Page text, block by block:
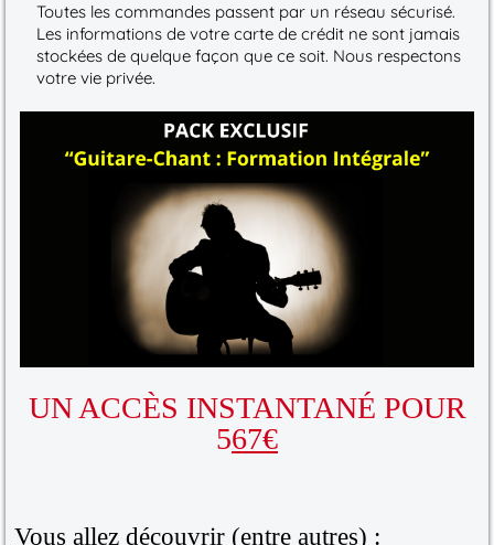
Toutes les commandes passent par un réseau sécurisé.
Les informations de votre carte de crédit ne sont jamais
stockées de quelque façon que ce soit. Nous respectons
votre vie privée.
UN ACCÈS INSTANTANÉ POUR
567€
Vous allez découvrir (entre autres) :